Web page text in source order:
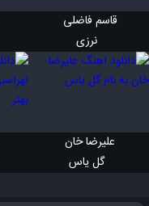
قاسم فاضلی
نرزی
علیرضا خان
گل یاس